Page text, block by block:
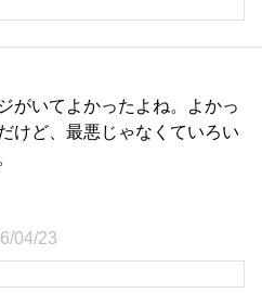
がいてよかったよね。よかっ
けど、最悪じゃなくていろい
04/23